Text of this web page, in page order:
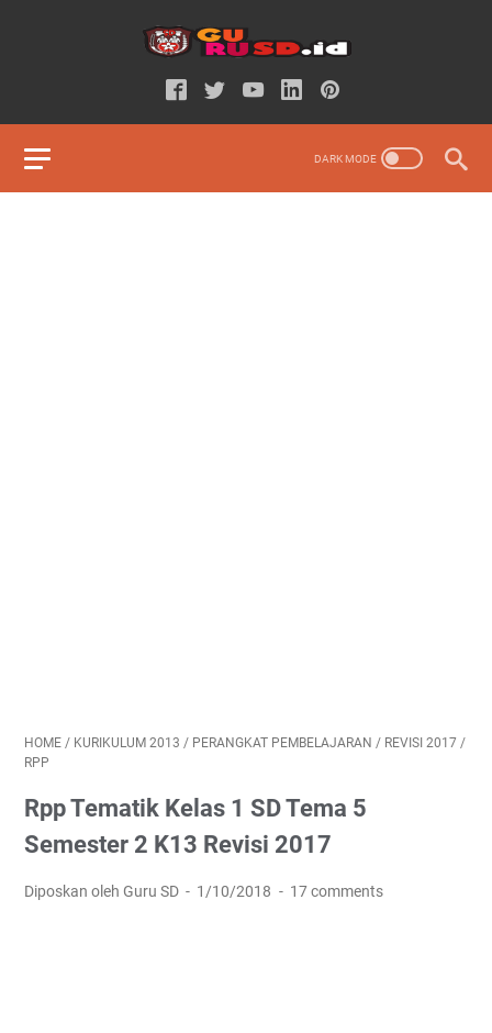
HOME / KURIKULUM 2013 / PERANGKAT PEMBELAJARAN / REVISI 2017 /
RPP
Rpp Tematik Kelas 1 SD Tema 5
Semester 2 K13 Revisi 2017
Diposkan oleh Guru SD 1/10/2018 17 comments